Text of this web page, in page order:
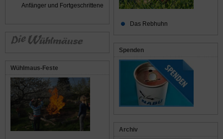
Das Rebhuhn
Spenden
Archiv
Anfänger und Fortgeschrittene
Wühlmaus-Feste